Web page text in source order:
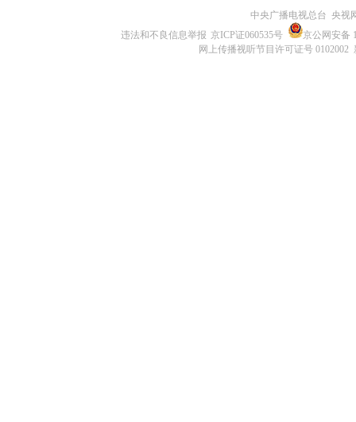
中央广播电视总台 央视
违法和不良信息举报 京ICP证060535号
京公网安备
网上传播视听节目许可证号 0102002